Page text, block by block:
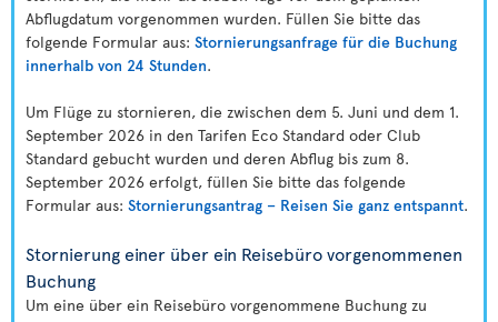
Abflugdatum vorgenommen wurden. Füllen Sie bitte das
folgende Formular aus: Stornierungsanfrage für die Buchung
innerhalb von 24 Stunden.
Um Flüge zu stornieren, die zwischen dem 5. Juni und dem 1.
September 2026 in den Tarifen Eco Standard oder Club
Standard gebucht wurden und deren Abflug bis zum 8.
September 2026 erfolgt, füllen Sie bitte das folgende
Formular aus: Stornierungsantrag – Reisen Sie ganz entspannt.
Stornierung einer über ein Reisebüro vorgenommenen
Buchung
Um eine über ein Reisebüro vorgenommene Buchung zu